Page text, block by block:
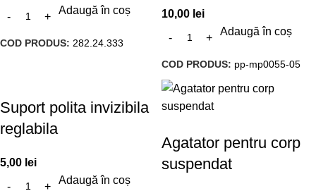
Adaugă în coș
COD PRODUS: 282.24.333
10,00 lei
Adaugă în coș
COD PRODUS: pp-mp0055-05
Suport polita invizibila
reglabila
5,00 lei
Adaugă în coș
Agatator pentru corp
suspendat